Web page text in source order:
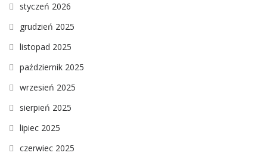
styczeń 2026
grudzień 2025
listopad 2025
październik 2025
wrzesień 2025
sierpień 2025
lipiec 2025
czerwiec 2025